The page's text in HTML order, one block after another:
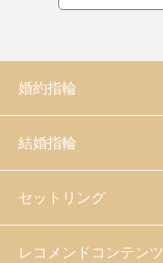
婚約指輪
結婚指輪
セットリング
レコメンドコンテンツ